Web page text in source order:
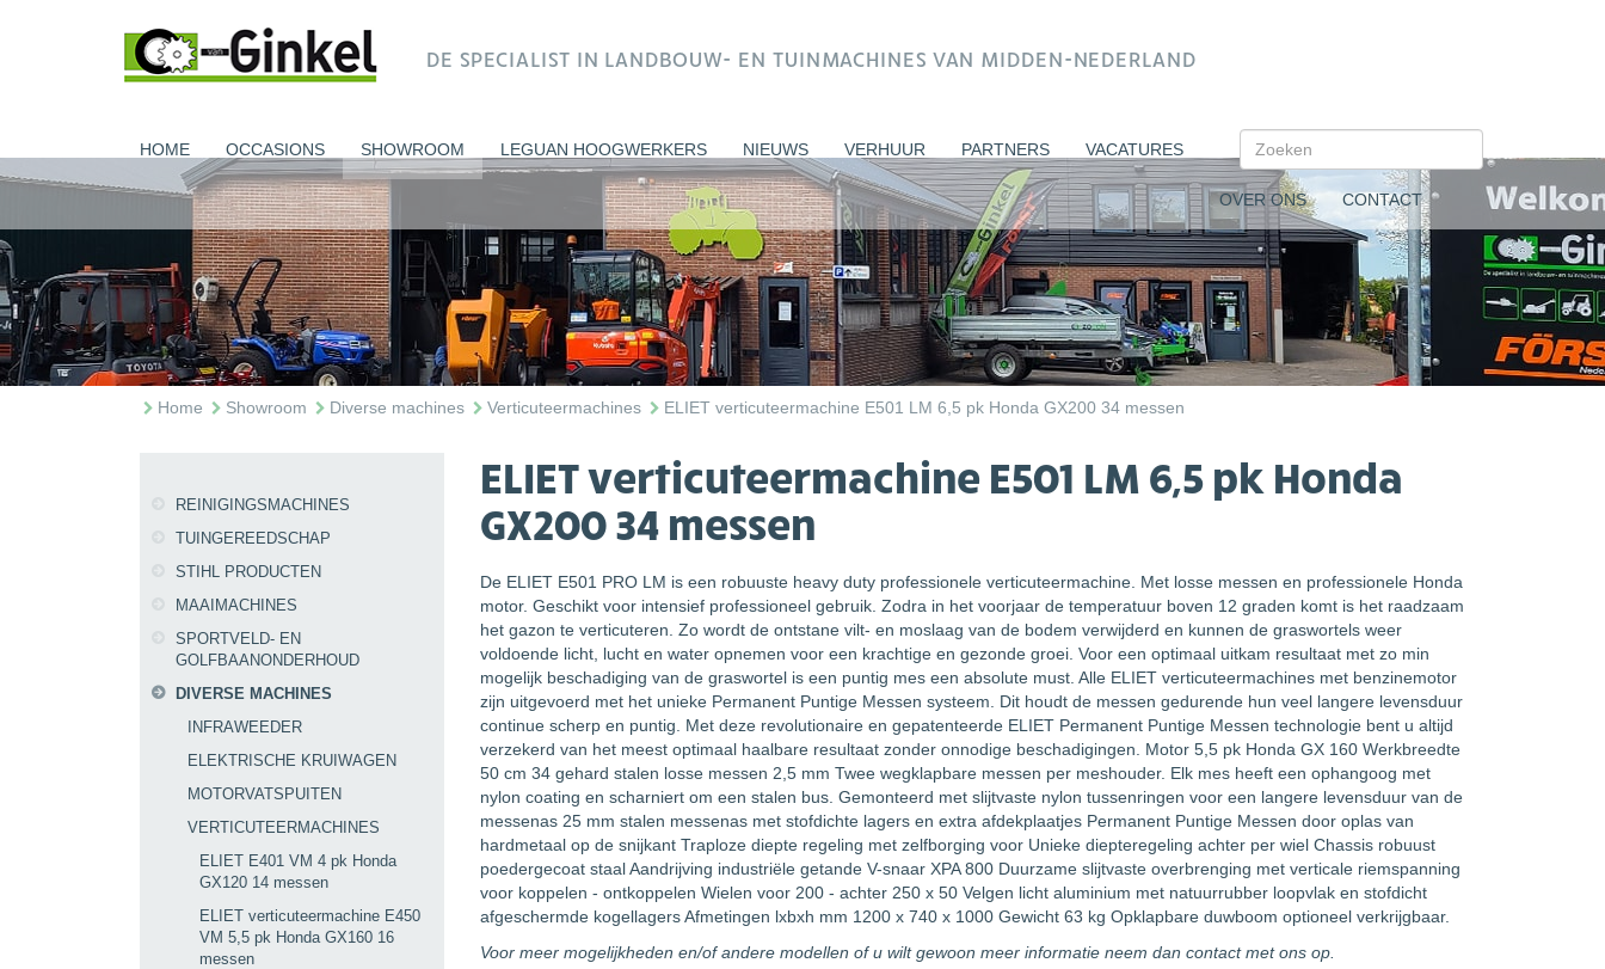
DE SPECIALIST IN LANDBOUW- EN TUINMACHINES VAN MIDDEN-NEDERLAND
HOME OCCASIONS SHOWROOM LEGUAN HOOGWERKERS NIEUWS VERHUUR PARTNERS VACATURES
OVER ONS CONTACT
Home Showroom Diverse machines Verticuteermachines ELIET verticuteermachine E501 LM 6,5 pk Honda GX200 34 messen
REINIGINGSMACHINES
TUINGEREEDSCHAP
STIHL PRODUCTEN
MAAIMACHINES
SPORTVELD- EN
GOLFBAANONDERHOUD
DIVERSE MACHINES
INFRAWEEDER
ELEKTRISCHE KRUIWAGEN
MOTORVATSPUITEN
VERTICUTEERMACHINES
ELIET E401 VM 4 pk Honda
GX120 14 messen
ELIET verticuteermachine E450
VM 5,5 pk Honda GX160 16
messen
ELIET verticuteermachine E501 LM 6,5 pk Honda
GX200 34 messen
De ELIET E501 PRO LM is een robuuste heavy duty professionele verticuteermachine. Met losse messen en professionele Honda
motor. Geschikt voor intensief professioneel gebruik. Zodra in het voorjaar de temperatuur boven 12 graden komt is het raadzaam
het gazon te verticuteren. Zo wordt de ontstane vilt- en moslaag van de bodem verwijderd en kunnen de graswortels weer
voldoende licht, lucht en water opnemen voor een krachtige en gezonde groei. Voor een optimaal uitkam resultaat met zo min
mogelijk beschadiging van de graswortel is een puntig mes een absolute must. Alle ELIET verticuteermachines met benzinemotor
zijn uitgevoerd met het unieke Permanent Puntige Messen systeem. Dit houdt de messen gedurende hun veel langere levensduur
continue scherp en puntig. Met deze revolutionaire en gepatenteerde ELIET Permanent Puntige Messen technologie bent u altijd
verzekerd van het meest optimaal haalbare resultaat zonder onnodige beschadigingen. Motor 5,5 pk Honda GX 160 Werkbreedte
50 cm 34 gehard stalen losse messen 2,5 mm Twee wegklapbare messen per meshouder. Elk mes heeft een ophangoog met
nylon coating en scharniert om een stalen bus. Gemonteerd met slijtvaste nylon tussenringen voor een langere levensduur van de
messenas 25 mm stalen messenas met stofdichte lagers en extra afdekplaatjes Permanent Puntige Messen door oplas van
hardmetaal op de snijkant Traploze diepte regeling met zelfborging voor Unieke diepteregeling achter per wiel Chassis robuust
poedergecoat staal Aandrijving industriële getande V-snaar XPA 800 Duurzame slijtvaste overbrenging met verticale riemspanning
voor koppelen - ontkoppelen Wielen voor 200 - achter 250 x 50 Velgen licht aluminium met natuurrubber loopvlak en stofdicht
afgeschermde kogellagers Afmetingen lxbxh mm 1200 x 740 x 1000 Gewicht 63 kg Opklapbare duwboom optioneel verkrijgbaar.
Voor meer mogelijkheden en/of andere modellen of u wilt gewoon meer informatie neem dan contact met ons op.